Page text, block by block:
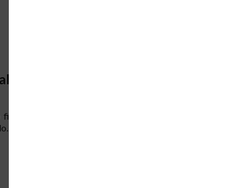
Victória Salto Alto Fino Tira
fino de 11cm, tira tradicional e três tiras na frente,